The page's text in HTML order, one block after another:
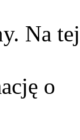
Na tej
o